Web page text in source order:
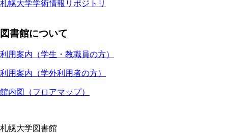
札幌大学学術情報リポジトリ
図書館について
利用案内（学生・教職員の方）
利用案内（学外利用者の方）
館内図（フロアマップ）
札幌大学図書館